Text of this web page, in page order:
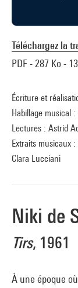
Téléchargez la
PDF - 287 Ko -
Écriture et
Habillage musical
Lectures : Astrid
Extraits musicaux
Clara Lucciani
Niki de
Tirs, 1961
À une époque